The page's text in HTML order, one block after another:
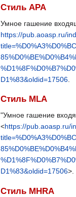
Стиль APA
Умное гашение
https://pub.aoasp.ru/
D1%83&oldid=17506
Стиль MLA
"Умное гашение
<https://pub.aoasp.ru/
D1%83&oldid=17506>.
Стиль MHRA